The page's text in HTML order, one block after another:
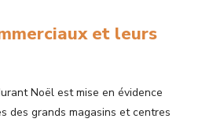
et leurs
Noël est mise en évidence
des grands magasins et centres